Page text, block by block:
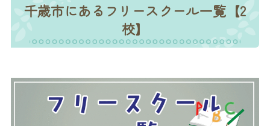
千歳市にあるフリースクール一覧【2
校】